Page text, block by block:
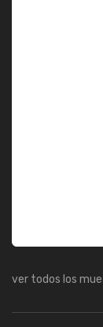
ver todos los